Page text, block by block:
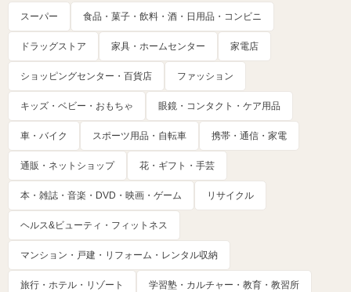
スーパー 食品・菓子・飲料・酒・日用品・コンビニ
ドラッグストア 家具・ホームセンター 家電店
ショッピングセンター・百貨店 ファッション
キッズ・ベビー・おもちゃ 眼鏡・コンタクト・ケア用品
車・バイク スポーツ用品・自転車 携帯・通信・家電
通販・ネットショップ 花・ギフト・手芸
本・雑誌・音楽・DVD・映画・ゲーム リサイクル
ヘルス&ビューティ・フィットネス
マンション・戸建・リフォーム・レンタル収納
旅行・ホテル・リゾート 学習塾・カルチャー・教育・教習所